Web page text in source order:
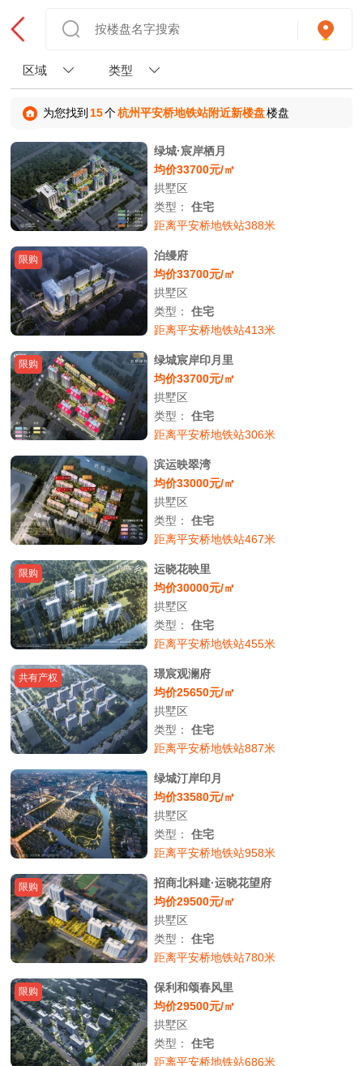
区域 类型
为您找到 15个杭州平安桥地铁站附近新楼盘楼盘
绿城·宸岸栖月
均价33700元/㎡
拱墅区
类型：住宅
距离平安桥地铁站388米
限购
泊缦府
均价33700元/㎡
拱墅区
类型：住宅
距离平安桥地铁站413米
限购
绿城宸岸印月里
均价33700元/㎡
拱墅区
类型：住宅
距离平安桥地铁站306米
滨运映翠湾
均价33000元/㎡
拱墅区
类型：住宅
距离平安桥地铁站467米
限购
运晓花映里
均价30000元/㎡
拱墅区
类型：住宅
距离平安桥地铁站455米
共有产权
璟宸观澜府
均价25650元/㎡
拱墅区
类型：住宅
距离平安桥地铁站887米
绿城汀岸印月
均价33580元/㎡
拱墅区
类型：住宅
距离平安桥地铁站958米
限购
招商北科建·运晓花望府
均价29500元/㎡
拱墅区
类型：住宅
距离平安桥地铁站780米
限购
保利和颂春风里
均价29500元/㎡
拱墅区
类型：住宅
距离平安桥地铁站686米